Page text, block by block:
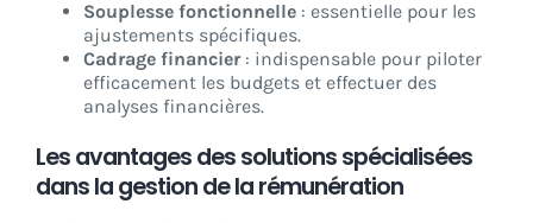
Souplesse fonctionnelle : essentielle pour les
ajustements spécifiques.
Cadrage financier: indispensable pour piloter
efficacement les budgets et effectuer des
analyses financières.
Les avantages des solutions spécialisées
dans la gestion de la rémunération